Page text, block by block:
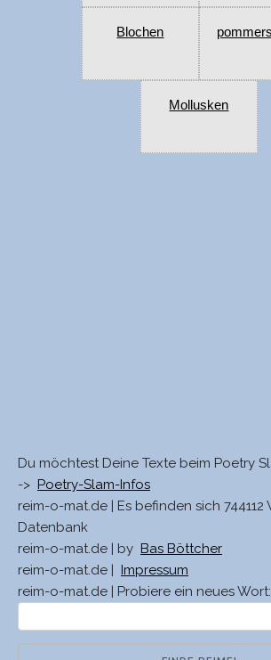
Blochen
Mollusken
Du möchtest Deine Texte beim Poetry
-> Poetry-Slam-Infos
reim-o-mat.de | Es befinden sich 744112
Datenbank
reim-o-mat.de | by Bas Böttcher
reim-o-mat.de |
Impressum
reim-o-mat.de | Probiere ein neues Wort: